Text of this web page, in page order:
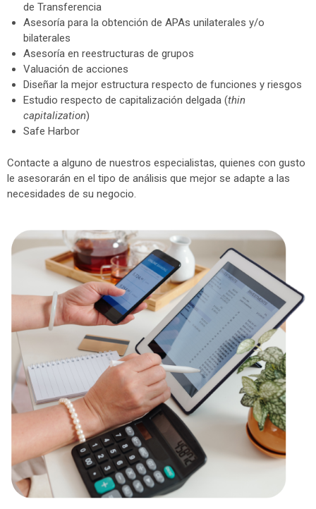
de Transferencia
Asesoría para la obtención de APAs unilaterales y/o
bilaterales
Asesoría en reestructuras de grupos
Valuación de acciones
Diseñar la mejor estructura respecto de funciones y riesgos
Estudio respecto de capitalización delgada (thin
capitalization)
Safe Harbor
Contacte a alguno de nuestros especialistas, quienes con gusto
le asesorarán en el tipo de análisis que mejor se adapte a las
necesidades de su negocio.